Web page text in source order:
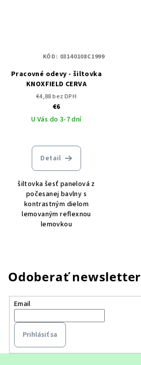
Pracovné odevy - šiltovka
KNOXFIELD CERVA
€4,88 bez DPH
€6
U Vás do 3-7 dní
Detail
šiltovka šesť panelová z
počesanej bavlny s
kontrastným dielom
lemovaným reflexnou
lemovkou
KÓD: 03140108C1999
Odoberať newsletter
Email
Prihlásiť sa